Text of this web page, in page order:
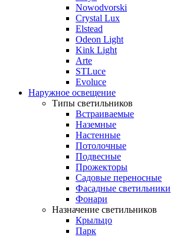
Nowodvorski
Crystal Lux
Elstead
Odeon Light
Kink Light
Arte
STLuce
Evoluce
Наружное освещение
Типы светильников
Встраиваемые
Наземные
Настенные
Потолочные
Подвесные
Прожекторы
Садовые переносные
Фасадные светильники
Фонари
Назначение светильников
Крыльцо
Парк